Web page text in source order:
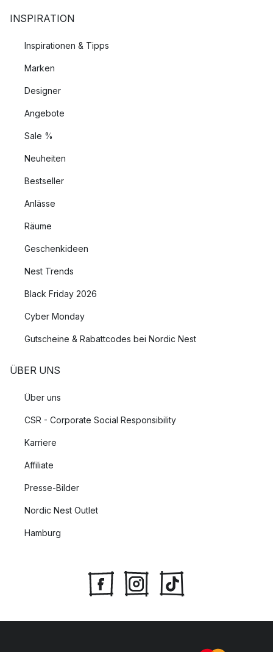
INSPIRATION
Inspirationen & Tipps
Marken
Designer
Angebote
Sale %
Neuheiten
Bestseller
Anlässe
Räume
Geschenkideen
Nest Trends
Black Friday 2026
Cyber Monday
Gutscheine & Rabattcodes bei Nordic Nest
ÜBER UNS
Über uns
CSR - Corporate Social Responsibility
Karriere
Affiliate
Presse-Bilder
Nordic Nest Outlet
Hamburg